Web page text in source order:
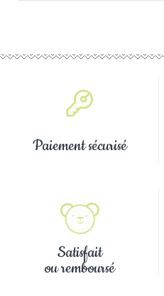
Paiement sécurisé
Satisfait
ou remboursé